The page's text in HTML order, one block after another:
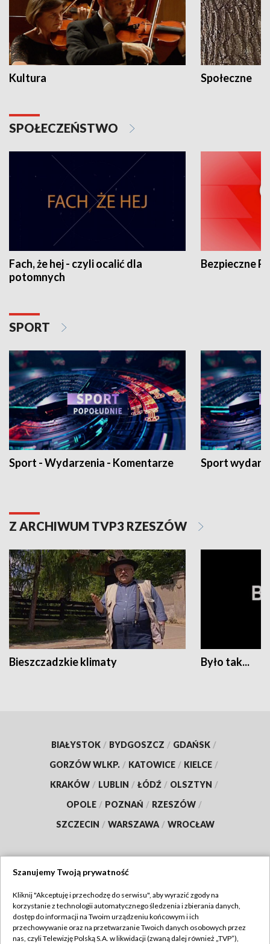
Kultura Społeczne
SPOŁECZEŃSTWO
Fach, że hej - czyli ocalić dla
potomnych
Bezpieczne
SPORT
Sport - Wydarzenia - Komentarze Sport
Z ARCHIWUM TVP3 RZESZÓW
Bieszczadzkie klimaty Było tak...
BIAŁYSTOK / BYDGOSZCZ / GDAŃSK /
GORZÓW WLKP. / KATOWICE / KIELCE /
KRAKÓW / LUBLIN / ŁÓDŹ / OLSZTYN /
OPOLE / POZNAŃ / RZESZÓW /
SZCZECIN / WARSZAWA / WROCŁAW
TVP
Abonament TVP
Regulamin TVP
Szanujemy Twoją prywatność
Kliknij "Akceptuję i przechodzę do serwisu", aby wyrazić zgody na
korzystanie z technologii automatycznego śledzenia i zbierania danych,
dostęp do informacji na Twoim urządzeniu końcowym i ich
przechowywanie oraz na przetwarzanie Twoich danych osobowych przez
nas, czyli Telewizję Polską S.A. w likwidacji (zwaną dalej również „TVP”),